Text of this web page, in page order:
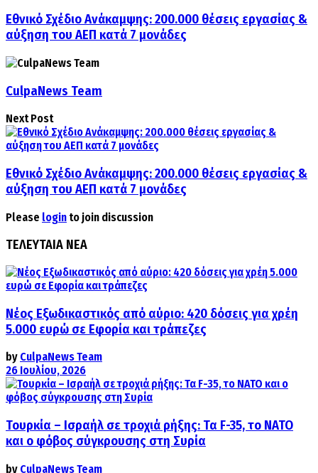
Εθνικό Σχέδιο Ανάκαμψης: 200.000 θέσεις εργασίας &
αύξηση του ΑΕΠ κατά 7 μονάδες
CulpaNews Team
Next Post
Εθνικό Σχέδιο Ανάκαμψης: 200.000 θέσεις εργασίας &
αύξηση του ΑΕΠ κατά 7 μονάδες
Please login to join discussion
ΤΕΛΕΥΤΑΙΑ ΝΕΑ
Νέος Εξωδικαστικός από αύριο: 420 δόσεις για χρέη
5.000 ευρώ σε Εφορία και τράπεζες
by CulpaNews Team
26 Ιουλίου, 2026
Τουρκία – Ισραήλ σε τροχιά ρήξης: Τα F-35, το ΝΑΤΟ
και ο φόβος σύγκρουσης στη Συρία
by CulpaNews Team